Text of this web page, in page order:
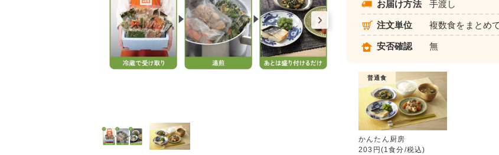
かんたん厨房
お届け方法 手渡し
注文単位 複数食をまとめ
安否確認 無
普通食
かんたん厨房
203円(1食分/税込)